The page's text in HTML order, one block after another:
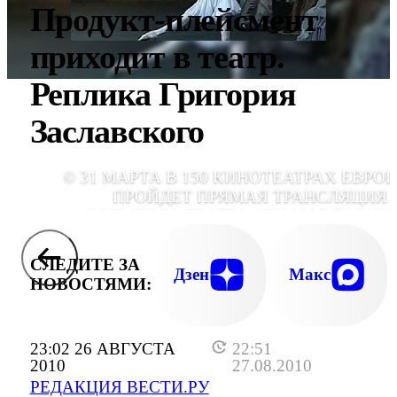
23:02 26 АВГУСТА
2010
22:51
27.08.2010
РЕДАКЦИЯ ВЕСТИ.РУ
Продукт-плейсмент
приходит в театр.
Реплика Григория
Заславского
© 31 МАРТА В 150 КИНОТЕАТРАХ
ПРОЙДЕТ ПРЯМАЯ ТРАНСЛЯЦИЯ
БОРИСА АСАФЬЕВА, ПОСТАВЛЕННОЕ В
ГОДУ К 15-ЛЕТИЮ
РЕВОЛЮЦИИ, УВИДЯТ В САМОМ
СЛЕДИТЕ ЗА
НОВОСТЯМИ:
Дзен Макс